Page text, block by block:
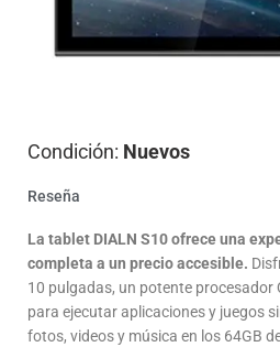
Condición: Nuevos
Reseña
La tablet DIALN S10 ofrece una
completa a un precio accesible.
10 pulgadas, un potente procesador
para ejecutar aplicaciones y juegos
fotos, videos y música en los 64GB